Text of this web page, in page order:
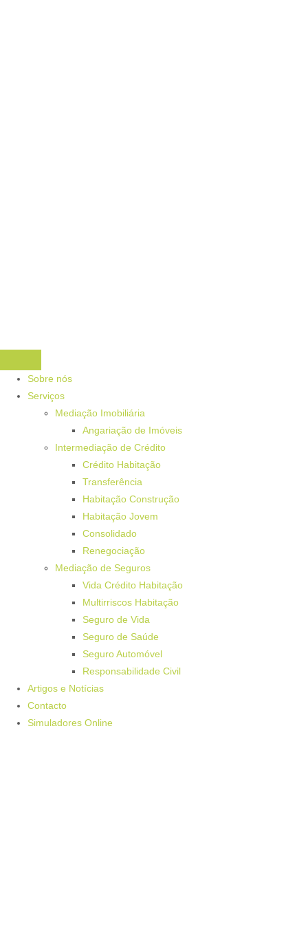
Sobre nós
Serviços
Mediação Imobiliária
Angariação de Imóveis
Intermediação de Crédito
Crédito Habitação
Transferência
Habitação Construção
Habitação Jovem
Consolidado
Renegociação
Mediação de Seguros
Vida Crédito Habitação
Multirriscos Habitação
Seguro de Vida
Seguro de Saúde
Seguro Automóvel
Responsabilidade Civil
Artigos e Notícias
Contacto
Simuladores Online